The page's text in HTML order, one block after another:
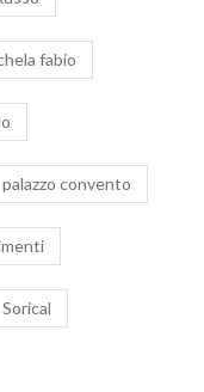
fabio
palazzo convento
Sorical